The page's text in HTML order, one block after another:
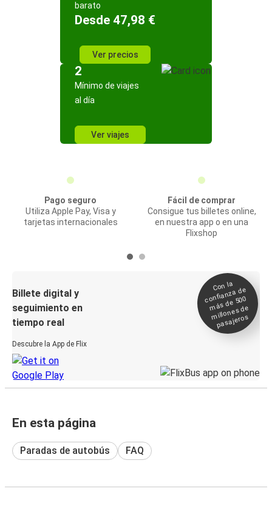
barato
Desde 47,98 €
Ver precios
2
Mínimo de viajes
al día
Ver viajes
Pago seguro
Utiliza Apple Pay, Visa y
tarjetas internacionales
Fácil de comprar
Consigue tus billetes online,
en nuestra app o en una
Flixshop
Billete digital y
seguimiento en
tiempo real
Descubre la App de Flix
Con la
confianza de
más de 500
millones de
pasajeros
En esta página
Paradas de autobús FAQ